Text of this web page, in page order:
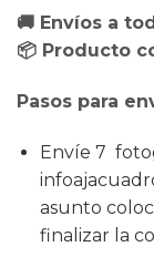
🚚 Envíos a
📦 Producto
Pasos para
Envíe 7
asunto
finalizar la